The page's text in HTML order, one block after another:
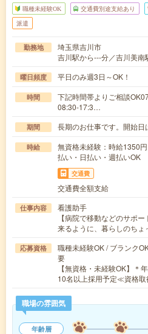
職種未経験OK 交通費別途支給あり
派遣
勤務地
埼玉県吉川市
吉川駅から---分／吉川美南
曜日頻度 平日のみ週3日～OK！
時間
下記時間帯よりご相談
08:30-17:3…
期間 長期のお仕事です。開始
時給
無資格未経験：時給
払い・日払い・週払いOK
交通費
交通費全額支給
仕事内容
看護助手
【病院で移動などのサポ
来るように、暮らしのち
応募資格
職種未経験OK / ブランク
要
【無資格・未経験OK】＊
10名以上採用予定≪資格
職場の雰囲気
年齢層